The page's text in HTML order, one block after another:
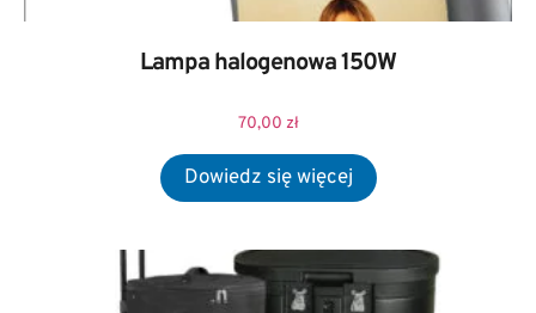
Lampa halogenowa 150W
70,00 zł